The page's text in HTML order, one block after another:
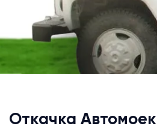
Откачка Автомоек